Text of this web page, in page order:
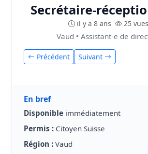
Secrétaire-
il y a 8 ans 25 vues
Vaud • Assistant-e de
Précédent Suivant
En bref
Disponible immédiatement
Permis : Citoyen Suisse
Région : Vaud